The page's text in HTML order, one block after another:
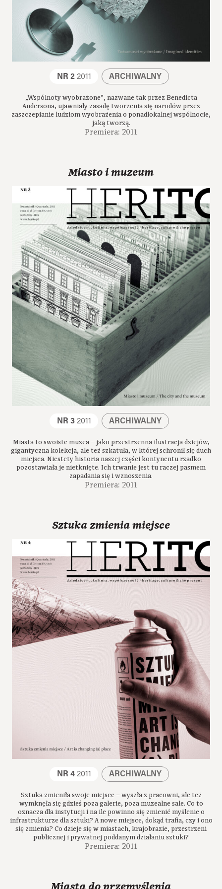
NR 22011 ARCHIWALNY
„Wspólnoty wyobrażone”, nazwane tak przez Benedicta
Andersona, ujawniały zasadę tworzenia się narodów przez
zaszczepianie ludziom wyobrażenia o ponadlokalnej wspólnocie,
jaką tworzą.
Premiera: 2011
Miasto i muzeum
NR 32011 ARCHIWALNY
Miasta to swoiste muzea – jako przestrzenna ilustracja dziejów,
gigantyczna kolekcja, ale też szkatuła, w której schronił się duch
miejsca. Niestety historia naszej części kontynentu rzadko
pozostawiała je nietknięte. Ich trwanie jest tu raczej pasmem
zapadania się i wznoszenia.
Premiera: 2011
Sztuka zmienia miejsce
NR 42011 ARCHIWALNY
Sztuka zmieniła swoje miejsce – wyszła z pracowni, ale też
wymknęła się gdzieś poza galerie, poza muzealne sale. Co to
oznacza dla instytucji i na ile powinno się zmienić myślenie o
infrastrukturze dla sztuki? A nowe miejsce, dokąd trafia, czy i ono
się zmienia? Co dzieje się w miastach, krajobrazie, przestrzeni
publicznej i prywatnej poddanym działaniu sztuki?
Premiera: 2011